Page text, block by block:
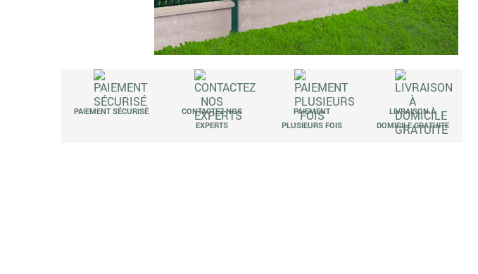
PAIEMENT SÉCURISÉ
CONTACTEZ NOS
EXPERTS
PAIEMENT
PLUSIEURS FOIS
LIVRAISON À
DOMICILE GRATUITE